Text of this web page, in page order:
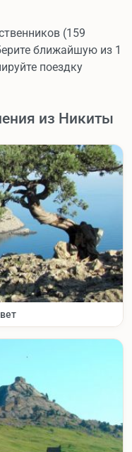
(159
ближайшую из 1
поездку
из Никиты